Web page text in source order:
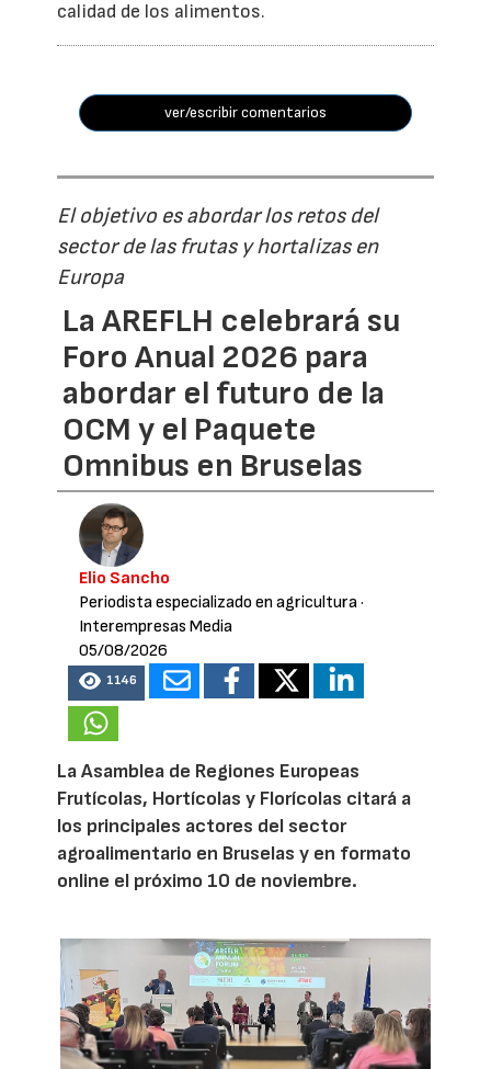
calidad de los alimentos.
ver/escribir comentarios
El objetivo es abordar los retos del
sector de las frutas y hortalizas en
Europa
La AREFLH celebrará su
Foro Anual 2026 para
abordar el futuro de la
OCM y el Paquete
Omnibus en Bruselas
Elio Sancho
Periodista especializado en agricultura·
Interempresas Media
05/08/2026
1146
La Asamblea de Regiones Europeas
Frutícolas, Hortícolas y Florícolas citará a
los principales actores del sector
agroalimentario en Bruselas y en formato
online el próximo 10 de noviembre.